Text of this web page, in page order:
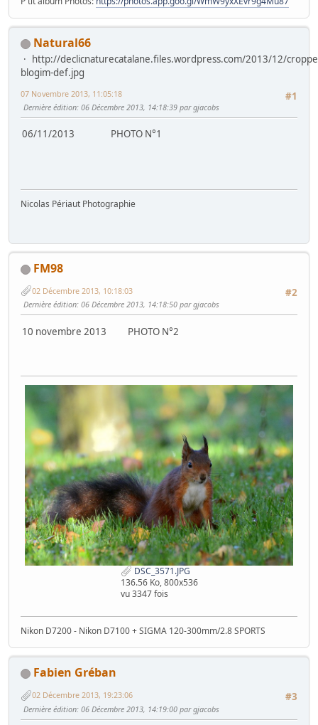
Natural66
http://declicnaturecatalane.files.wordpress.com/2013/12/
blogim-def.jpg
#1
07 Novembre 2013, 11:05:18
Dernière édition: 06 Décembre 2013, 14:18:39 par gjacobs
06/11/2013 PHOTO N°1
Nicolas Périaut Photographie
FM98
#2
02 Décembre 2013, 10:18:03
Dernière édition: 06 Décembre 2013, 14:18:50 par gjacobs
10 novembre 2013 PHOTO N°2
DSC_3571.JPG
136.56 Ko, 800x536
vu 3347 fois
Nikon D7200 - Nikon D7100 + SIGMA 120-300mm/2.8 SPORTS
Fabien Gréban
#3
02 Décembre 2013, 19:23:06
Dernière édition: 06 Décembre 2013, 14:19:00 par gjacobs